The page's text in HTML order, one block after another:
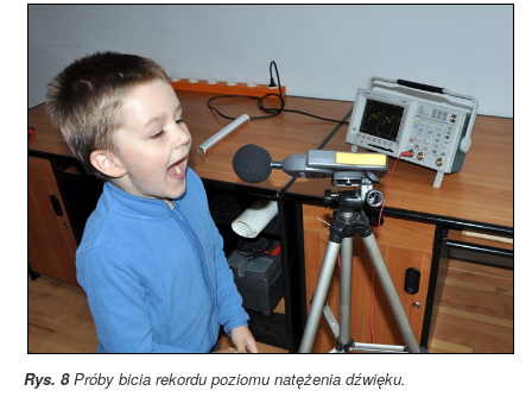
Rys. 8Próby bicia rekordu poziomu natężenia dźwięku.